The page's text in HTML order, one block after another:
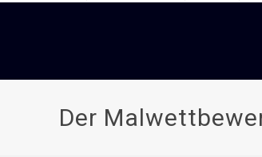
Der